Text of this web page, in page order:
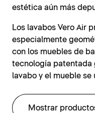
estética aún más
Los lavabos Vero Air
especialmente
con los muebles de
tecnología patentada
lavabo y el mueble
Mostrar